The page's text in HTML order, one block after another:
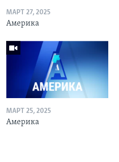
МАРТ 27, 2025
Америка
МАРТ 25, 2025
Америка